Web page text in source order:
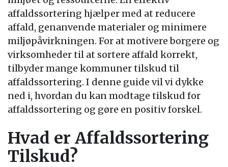
affaldssortering hjælper med at reducere
affald, genanvende materialer og minimere
miljøpåvirkningen. For at motivere borgere og
virksomheder til at sortere affald korrekt,
tilbyder mange kommuner tilskud til
affaldssortering. I denne guide vil vi dykke
ned i, hvordan du kan modtage tilskud for
affaldssortering og gøre en positiv forskel.
Hvad er Affaldssortering
Tilskud?